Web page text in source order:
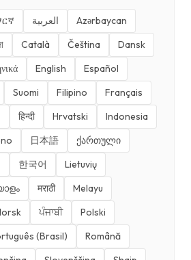
العربية
Azərbaycan
Català Čeština
Dansk
English
Español
Suomi Filipino
Français
हिन्दी Hrvatski
Indonesia
日本語
ქართული
한국어
Lietuvių
मराठी
Melayu
ਪੰਜਾਬੀ
Polski
(Brasil)
Română